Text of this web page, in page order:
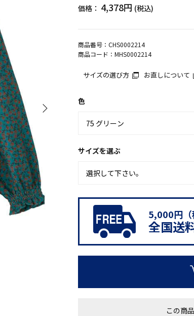
価格： 4,378円 (税込)
商品番号： CHS0002214
商品コード： MHS0002214
サイズの選び方 お直しについて
色
サイズを選ぶ
5,000円（
全国送
この商